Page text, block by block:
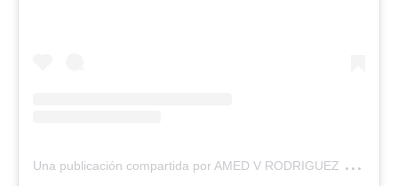
U
na publicación compartida por AMED V RODRIGUEZ RUIZ (@abejasmemesoficial)